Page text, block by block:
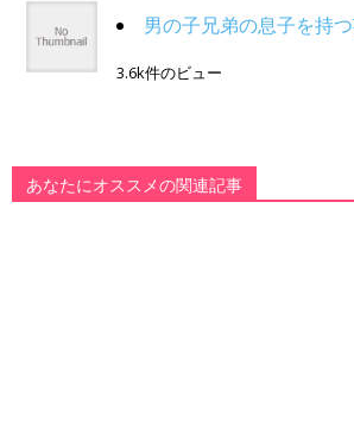
男の子兄弟の息子を持
3.6k件のビュー
あなたにオススメの関連記事